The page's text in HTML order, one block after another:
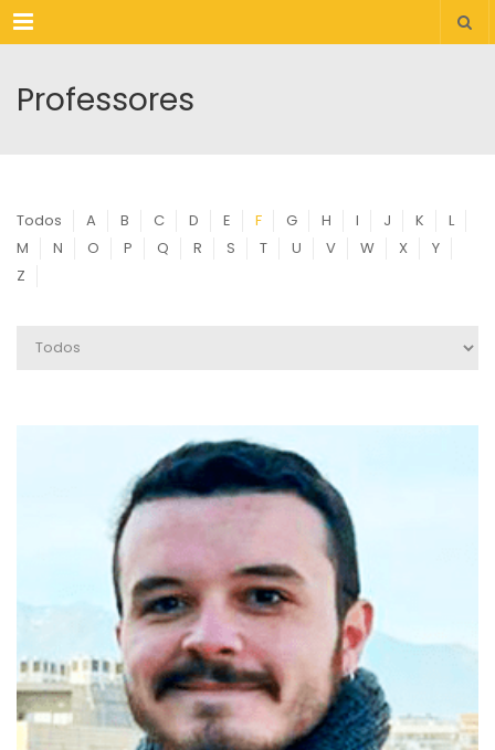
Menu
Professores
Todos A B C D E F G H I J K
L
M
N O P Q R S T U V W X
Y
Z